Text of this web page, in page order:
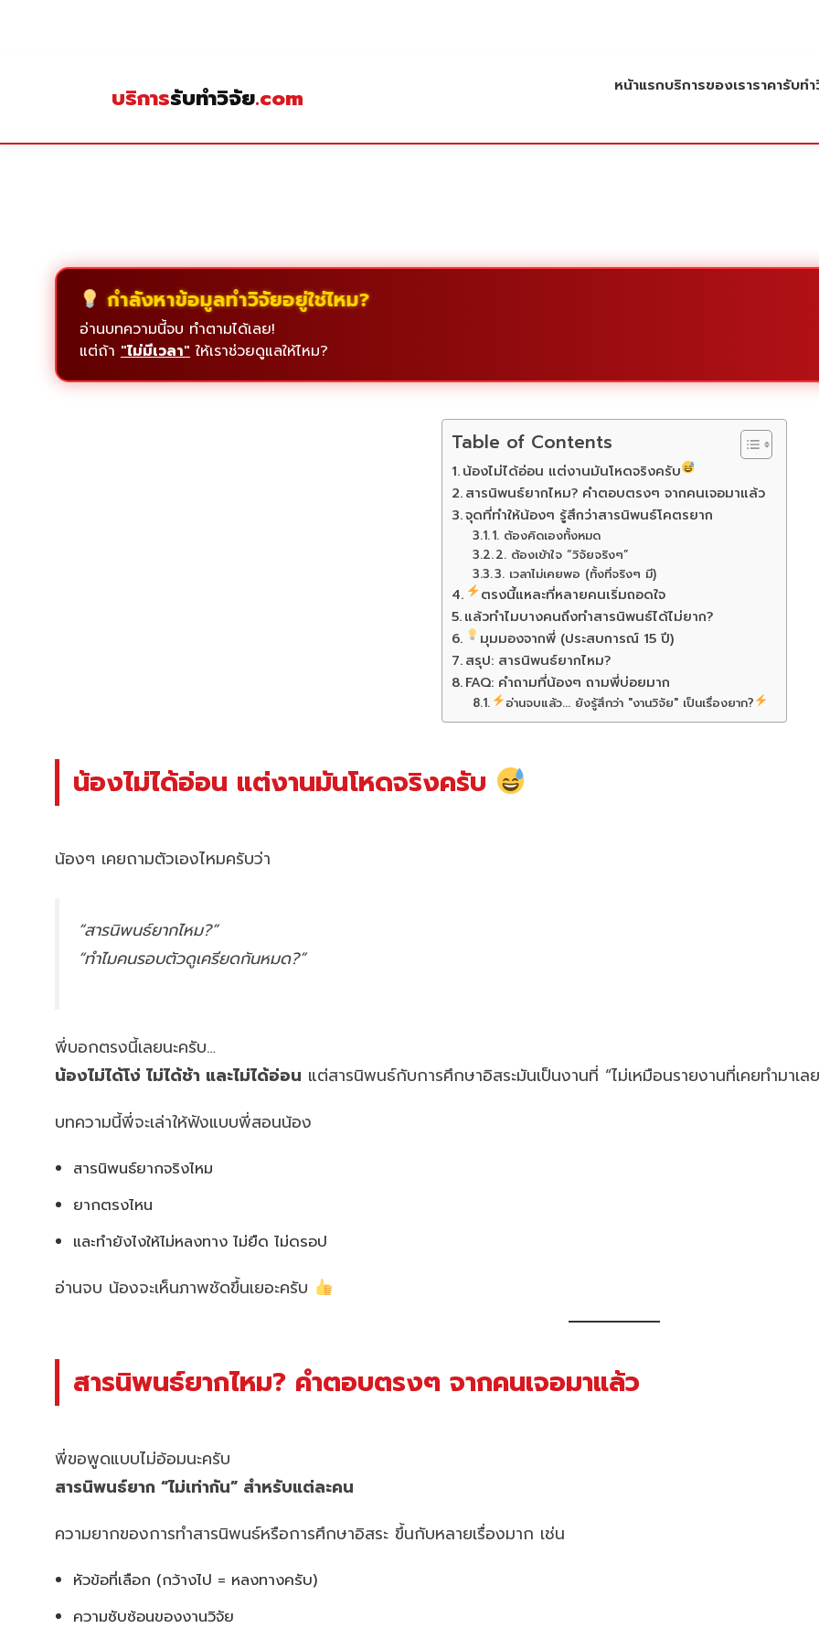
บริการรับทำวิจัย.com หน้าแรกบริการของเราราคารับท
กำลังหาข้อมูลทำวิจัยอยู่ใช่ไหม?
อ่านบทความนี้จบ ทำตามได้เลย!
แต่ถ้า "ไม่มีเวลา" ให้เราช่วยดูแลให้ไหม?
Table of Contents
น้องไม่ได้อ่อน แต่งานมันโหดจริงครับ
สารนิพนธ์ยากไหม? คำตอบตรงๆ จากคนเจอมาแล้ว
จุดที่ทำให้น้องๆ รู้สึกว่าสารนิพนธ์โคตรยาก
1. ต้องคิดเองทั้งหมด
2. ต้องเข้าใจ “วิจัยจริงๆ”
3. เวลาไม่เคยพอ (ทั้งที่จริงๆ มี)
ตรงนี้แหละที่หลายคนเริ่มถอดใจ
แล้วทำไมบางคนถึงทำสารนิพนธ์ได้ไม่ยาก?
มุมมองจากพี่ (ประสบการณ์ 15 ปี)
สรุป: สารนิพนธ์ยากไหม?
FAQ: คำถามที่น้องๆ ถามพี่บ่อยมาก
อ่านจบแล้ว... ยังรู้สึกว่า "งานวิจัย" เป็นเรื่องยาก?
น้องไม่ได้อ่อน แต่งานมันโหดจริงครับ
น้องๆ เคยถามตัวเองไหมครับว่า
“สารนิพนธ์ยากไหม?”
“ทำไมคนรอบตัวดูเครียดกันหมด?”
พี่บอกตรงนี้เลยนะครับ…
น้องไม่ได้โง่ ไม่ได้ช้า และไม่ได้อ่อน แต่สารนิพนธ์กับการศึกษาอิสระมันเป็นงานที่ “ไม่เหมือนรายงานที่เคยทำมาเล
บทความนี้พี่จะเล่าให้ฟังแบบพี่สอนน้อง
สารนิพนธ์ยากจริงไหม
ยากตรงไหน
และทำยังไงให้ไม่หลงทาง ไม่ยืด ไม่ดรอป
อ่านจบ น้องจะเห็นภาพชัดขึ้นเยอะครับ
สารนิพนธ์ยากไหม? คำตอบตรงๆ จากคนเจอมาแล้ว
พี่ขอพูดแบบไม่อ้อมนะครับ
สารนิพนธ์ยาก “ไม่เท่ากัน” สำหรับแต่ละคน
ความยากของการทำสารนิพนธ์หรือการศึกษาอิสระ ขึ้นกับหลายเรื่องมาก เช่น
หัวข้อที่เลือก (กว้างไป = หลงทางครับ)
ความซับซ้อนของงานวิจัย